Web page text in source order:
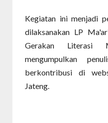
Kegiatan ini menjadi
dilaksanakan LP
Gerakan Literasi
mengumpulkan
berkontribusi di
Jateng.